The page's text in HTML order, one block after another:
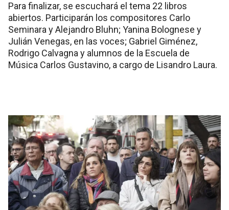
Para finalizar, se escuchará el tema 22 libros
abiertos. Participarán los compositores Carlo
Seminara y Alejandro Bluhn; Yanina Bolognese y
Julián Venegas, en las voces; Gabriel Giménez,
Rodrigo Calvagna y alumnos de la Escuela de
Música Carlos Gustavino, a cargo de Lisandro Laura.